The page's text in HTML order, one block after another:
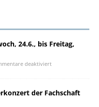
24.6., bis Freitag,
deaktiviert
der Fachschaft